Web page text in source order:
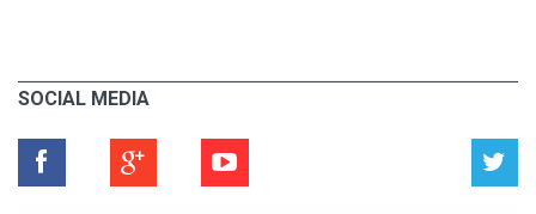
SOCIAL MEDIA